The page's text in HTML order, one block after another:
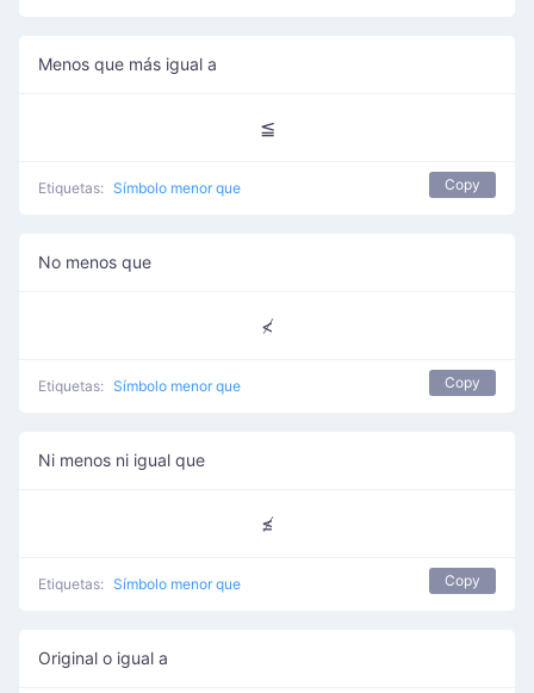
Menos que más igual a
≦
Etiquetas: Símbolo menor que Copy
No menos que
≮
Etiquetas: Símbolo menor que Copy
Ni menos ni igual que
≰
Etiquetas: Símbolo menor que Copy
Original o igual a